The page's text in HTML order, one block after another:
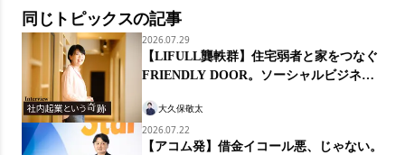
同じトピックスの記事
2026.07.29
【LIFULL龔軼群】住宅弱者と家をつなぐ
FRIENDLY DOOR。ソーシャルビジネス
大久保敬太
2026.07.22
【アコム発】借金イコール悪、じゃない。